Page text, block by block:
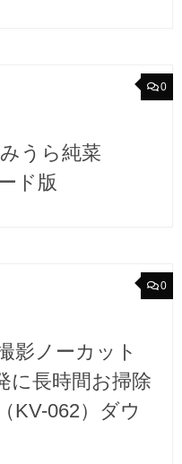
0
うら純菜
ド版
0
影ノーカット
に長時間お掃除
KV-062）ダウ